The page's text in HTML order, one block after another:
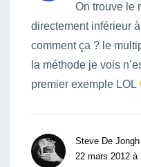
On trouve le
directement inférieur
comment ça ? le
la méthode je vois
premier exemple LOL
Steve De Jongh
22 mars 2012 à